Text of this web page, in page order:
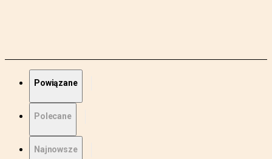
Powiązane
Polecane
Najnowsze